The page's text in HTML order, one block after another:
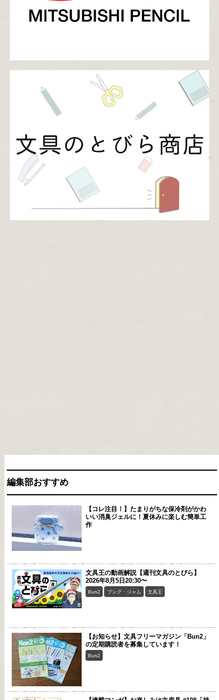
編集部おすすめ
【コレ注目！】たまりがちな保冷剤がかわ
いい消臭ジェルに！夏休みに楽しむ簡単工
作
文具王の動画解説【週刊文具のとびら】
2026年8月5日20:30〜
Bun2 ブング・ジャム 文具王
【お知らせ】文具フリーマガジン「Bun2」
の定期購読者を募集しています！
Bun2